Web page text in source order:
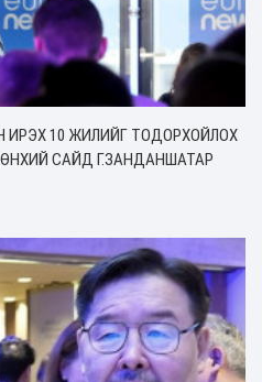
10 ЖИЛИЙГ ТОДОРХОЙЛОХ
САЙД Г.ЗАНДАНШАТАР